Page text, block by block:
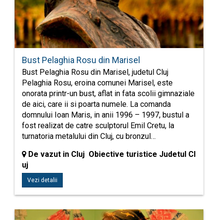
Bust Pelaghia Rosu din Marisel
Bust Pelaghia Rosu din Marisel, judetul Cluj
Pelaghia Rosu, eroina comunei Marisel, este
onorata printr-un bust, aflat in fata scolii gimnaziale
de aici, care ii si poarta numele. La comanda
domnului Ioan Maris, in anii 1996 – 1997, bustul a
fost realizat de catre sculptorul Emil Cretu, la
turnatoria metalului din Cluj, cu bronzul…
De vazut in Cluj Obiective turistice Judetul Cl
uj
Vezi detalii